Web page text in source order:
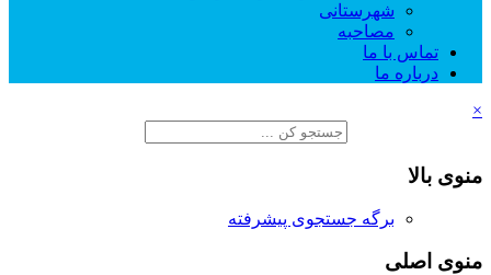
شهرستانی
مصاحبه
تماس با ما
درباره ما
×
منوی بالا
برگه جستجوی پیشرفته
منوی اصلی